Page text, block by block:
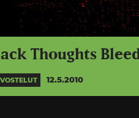
Thoughts
12.5.2010